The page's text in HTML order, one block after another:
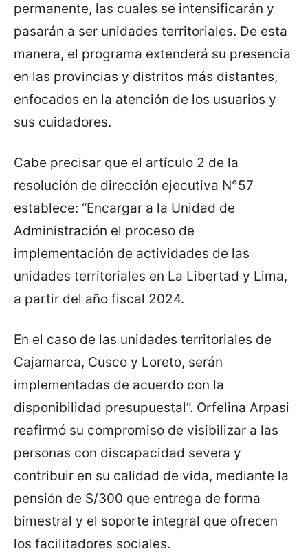
permanente, las cuales se intensificarán y
pasarán a ser unidades territoriales. De esta
manera, el programa extenderá su presencia
en las provincias y distritos más distantes,
enfocados en la atención de los usuarios y
sus cuidadores.
Cabe precisar que el artículo 2 de la
resolución de dirección ejecutiva N°57
establece: “Encargar a la Unidad de
Administración el proceso de
implementación de actividades de las
unidades territoriales en La Libertad y Lima,
a partir del año fiscal 2024.
En el caso de las unidades territoriales de
Cajamarca, Cusco y Loreto, serán
implementadas de acuerdo con la
disponibilidad presupuestal”. Orfelina Arpasi
reafirmó su compromiso de visibilizar a las
personas con discapacidad severa y
contribuir en su calidad de vida, mediante la
pensión de S/300 que entrega de forma
bimestral y el soporte integral que ofrecen
los facilitadores sociales.